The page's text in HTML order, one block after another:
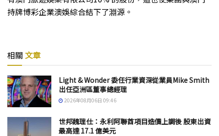
持牌博彩企業澳娛綜合結下了淵源。
相關 文章
Light & Wonder 委任行業資深從業員Mike Smith
出任亞洲區董事總經理
2026年08月06日 09:46
世邦魏理仕：永利阿聯酋項目造價上調後 股東出資
最高達 17.1 億美元